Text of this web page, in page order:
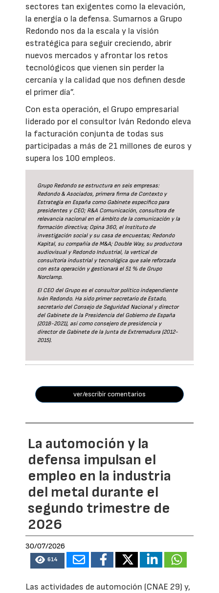
sectores tan exigentes como la elevación,
la energía o la defensa. Sumarnos a Grupo
Redondo nos da la escala y la visión
estratégica para seguir creciendo, abrir
nuevos mercados y afrontar los retos
tecnológicos que vienen sin perder la
cercanía y la calidad que nos definen desde
el primer día”.
Con esta operación, el Grupo empresarial
liderado por el consultor Iván Redondo eleva
la facturación conjunta de todas sus
participadas a más de 21 millones de euros y
supera los 100 empleos.
Grupo Redondo se estructura en seis empresas:
Redondo & Asociados, primera firma de Contexto y
Estrategia en España como Gabinete específico para
presidentes y CEO; R&A Comunicación, consultora de
relevancia nacional en el ámbito de la comunicación y la
formación directiva; Opina 360, el Instituto de
investigación social y su casa de encuestas; Redondo
Kapital, su compañía de M&A; Double Way, su productora
audiovisual y Redondo Industrial, la vertical de
consultoría industrial y tecnológica que sale reforzada
con esta operación y gestionará el 51 % de Grupo
Norclamp.
El CEO del Grupo es el consultor político independiente
Iván Redondo. Ha sido primer secretario de Estado,
secretario del Consejo de Seguridad Nacional y director
del Gabinete de la Presidencia del Gobierno de España
(2018-2021), así como consejero de presidencia y
director de Gabinete de la Junta de Extremadura (2012-
2015).
ver/escribir comentarios
La automoción y la
defensa impulsan el
empleo en la industria
del metal durante el
segundo trimestre de
2026
30/07/2026
614
Las actividades de automoción (CNAE 29) y,